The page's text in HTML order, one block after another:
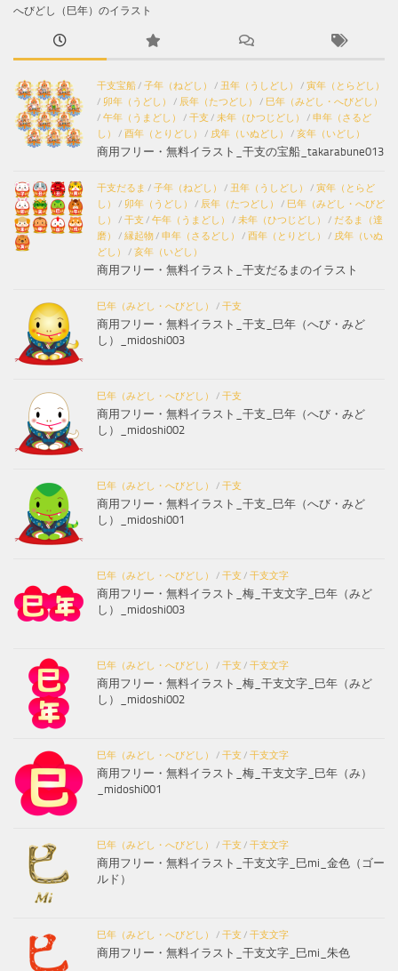
へびどし（巳年）のイラスト
干支宝船/ 子年（ねどし） / 丑年（うしどし） / 寅年（とらどし）
/ 卯年（うどし） / 辰年（たつどし） / 巳年（みどし・へびどし）
/ 午年（うまどし） / 干支 / 未年（ひつじどし） / 申年（さるど
し）
/ 酉年（とりどし） / 戌年（いぬどし） / 亥年（いどし）
商用フリー・無料イラスト_干支の宝船_takarabune013
干支だるま / 子年（ねどし） / 丑年（うしどし） / 寅年（とらど
し）
/ 卯年（うどし） / 辰年（たつどし） / 巳年（みどし・へびど
し）
/ 干支 / 午年（うまどし） / 未年（ひつじどし） / だるま（達
磨）
/ 縁起物/ 申年（さるどし） / 酉年（とりどし） / 戌年（いぬ
どし）
/ 亥年（いどし）
商用フリー・無料イラスト_干支だるまのイラスト
巳年（みどし・へびどし） / 干支
商用フリー・無料イラスト_干支_巳年（へび・みど
し）_midoshi003
巳年（みどし・へびどし） / 干支
商用フリー・無料イラスト_干支_巳年（へび・みど
し）_midoshi002
巳年（みどし・へびどし） / 干支
商用フリー・無料イラスト_干支_巳年（へび・みど
し）_midoshi001
巳年（みどし・へびどし） / 干支 / 干支文字
商用フリー・無料イラスト_梅_干支文字_巳年（みど
し）_midoshi003
巳年（みどし・へびどし） / 干支 / 干支文字
商用フリー・無料イラスト_梅_干支文字_巳年（みど
し）_midoshi002
巳年（みどし・へびどし） / 干支 / 干支文字
商用フリー・無料イラスト_梅_干支文字_巳年（み）
_midoshi001
巳年（みどし・へびどし） / 干支 / 干支文字
商用フリー・無料イラスト_干支文字_巳mi_金色（ゴー
ルド）
巳年（みどし・へびどし） / 干支 / 干支文字
商用フリー・無料イラスト_干支文字_巳mi_朱色